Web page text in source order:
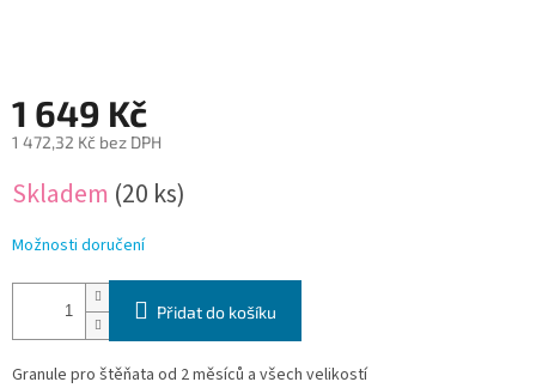
1 649 Kč
1 472,32 Kč bez DPH
cena:
Skladem (20 ks)
Možnosti doručení
Přidat do košíku
Granule pro štěňata od 2 měsíců a všech velikostí